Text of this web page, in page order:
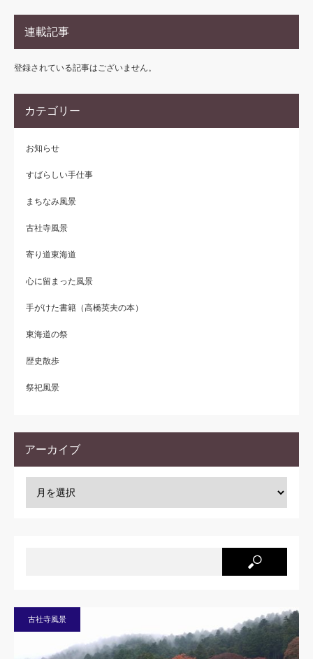
連載記事
登録されている記事はございません。
カテゴリー
お知らせ
すばらしい手仕事
まちなみ風景
古社寺風景
寄り道東海道
心に留まった風景
手がけた書籍（高橋英夫の本）
東海道の祭
歴史散歩
祭祀風景
アーカイブ
古社寺風景